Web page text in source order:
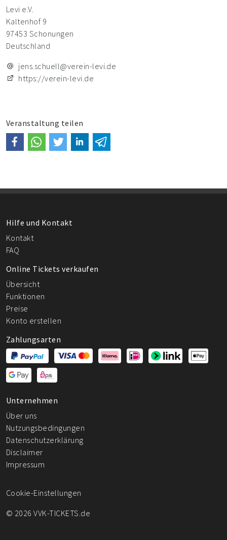
Levi e.V.
Kaltenhof 9
97453 Schonungen
Deutschland
jens.schuell@verein-levi.de
https://verein-levi.de
Veranstaltung teilen
Hilfe und Kontakt
Kontakt
FAQ
Online Tickets verkaufen
Übersicht
Funktionen
Preise
Konto erstellen
Zahlungsarten
Unternehmen
Über uns
Nutzungsbedingungen
Datenschutzerklärung
Disclaimer
Impressum
© 2026 VVK-TICKETS.de
Cookie-Einstellungen